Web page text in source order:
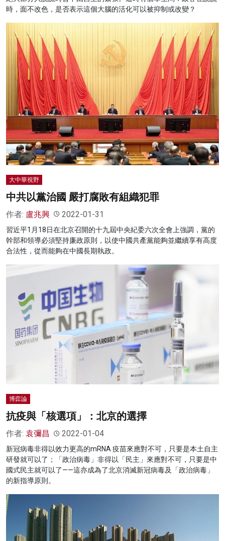
時，面不改色，是否表示這個大腦的活化可以被抑制或改變？
大中華視野
中共以黨治國 嚴打腐敗有組織犯罪
作者: 盧兆興 2022-01-31
習近平1月18日在北京召開的十九屆中央紀委六次全會上強調，黨的
幹部和領導必須堅持廉政原則，以使中國共產黨能夠並繼續享有高度
合法性，從而能夠在中國長期執政。
博弈論
抗疫與「核選項」：北京的選擇
作者: 袁彌昌 2022-01-04
新冠病毒非得以效力更高的mRNA 疫苗來應對不可，只要是本土自主
研發就可以了；「政治病毒」非得以「民主」來應對不可，只要是中
國式民主就可以了——這亦成為了北京消滅新冠病毒及「政治病毒」
的新指導原則。